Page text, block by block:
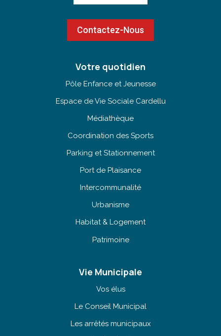
Contactez-Nous
Votre quotidien
Pôle Enfance et Jeunesse
Espace de Vie Sociale Cardellu
Médiathèque
Coordination des Sports
Parking et Stationnement
Port de Plaisance
Intercommunalité
Urbanisme
Habitat & Logement
Patrimoine
Vie Municipale
Vos élus
Le Conseil Municipal
Les arrêtés municipaux